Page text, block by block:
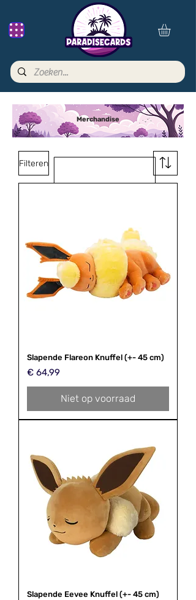
Merchandise
Filteren
Slapende Flareon Knuffel (+- 45 cm)
Prijs
€ 64,99
Niet op voorraad
Slapende Eevee Knuffel (+- 45 cm)